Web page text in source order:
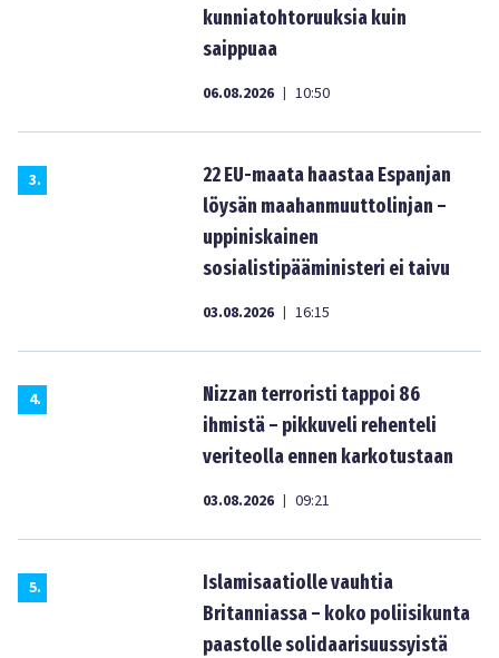
kunniatohtoruuksia kuin
saippuaa
06.08.2026 | 10:50
3.
22 EU-maata haastaa Espanjan
löysän maahanmuuttolinjan –
uppiniskainen
sosialistipääministeri ei taivu
03.08.2026 | 16:15
4.
Nizzan terroristi tappoi 86
ihmistä – pikkuveli rehenteli
veriteolla ennen karkotustaan
03.08.2026 | 09:21
5.
Islamisaatiolle vauhtia
Britanniassa – koko poliisikunta
paastolle solidaarisuussyistä